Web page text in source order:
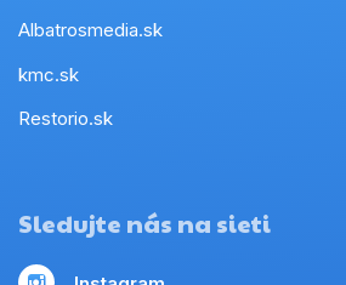
Albatrosmedia.sk
kmc.sk
Restorio.sk
Sledujte nás na sieti